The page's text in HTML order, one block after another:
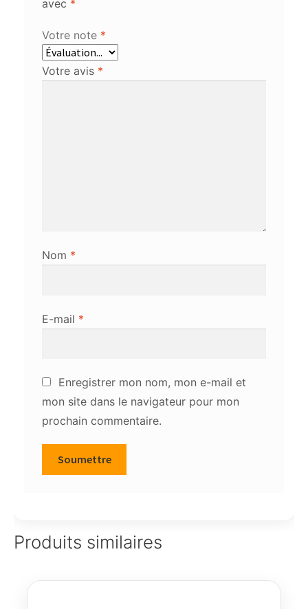
avec *
Votre note *
Votre avis *
Nom *
E-mail *
Enregistrer mon nom, mon e-mail et
mon site dans le navigateur pour mon
prochain commentaire.
Produits similaires